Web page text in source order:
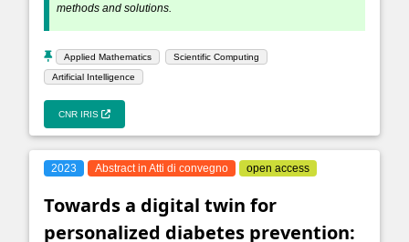
methods and solutions.
Applied Mathematics
Scientific Computing
Artificial Intelligence
CNR IRIS
2023 Abstract in Atti di convegno open access
Towards a digital twin for
personalized diabetes prevention: